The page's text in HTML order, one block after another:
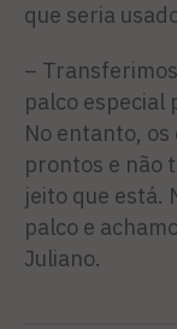
que seria
–
palco especial
No entanto,
prontos e não
jeito que está.
palco e
Juliano.